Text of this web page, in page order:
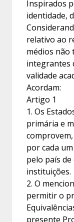
Inspirados
identidade,
relativo ao
médios não
integrantes
validade
Acordam:
Artigo 1
1. Os
primária e
por cada
pelo país
instituições.
2. O
permitir o
presente